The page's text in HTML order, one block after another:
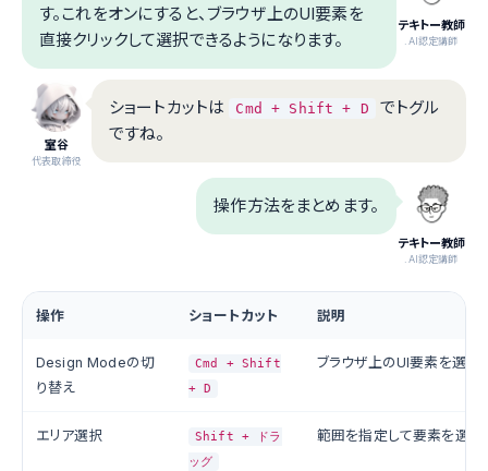
テキトー教師
.AI認定講師
す。これをオンにすると、ブラウザ上のUI要素を
直接クリックして選択できるようになります。
室谷
代表取締役
ショートカットは Cmd + Shift + D
でトグル
ですね。
テキトー教師
.AI認定講師
操作方法をまとめます。
操作 ショートカット 説明
Design Modeの切
り替え
Cmd + Shift
+ D
ブラウザ上のUI要素を選択
エリア選択
Shift + ドラ
ッグ
範囲を指定して要素を選択